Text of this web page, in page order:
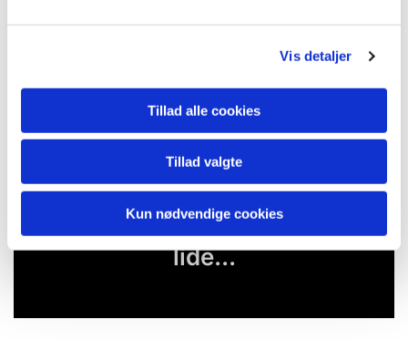
Vis detaljer
Tillad alle cookies
Tillad valgte
Kun nødvendige cookies
Du vil måske også kunne
lide...